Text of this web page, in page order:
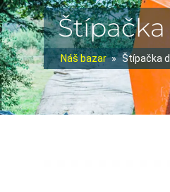
Štípačka
Náš bazar » Štípačka